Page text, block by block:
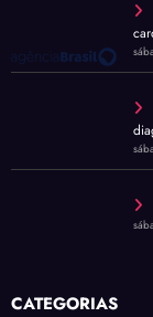
CATEGORIAS